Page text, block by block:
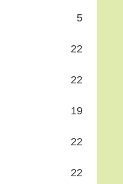
5
22
22
19
22
22